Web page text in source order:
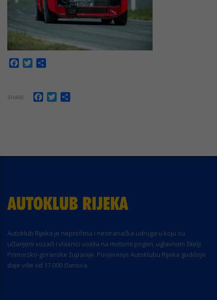
Facebook
Twitter
SHARE Facebook
Twitter
Autoklub Rijeka je neprofitna i nestranačka udruga u koju su
učlanjeni vozači i vlasnici vozila na motorni pogon, uglavnom žitelji
Primorsko-goranske županije. Povjerenje Autoklubu Rijeka godišnje
daje više od 17.000 članova.